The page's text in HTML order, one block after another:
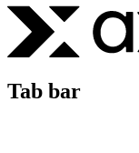
Tab bar